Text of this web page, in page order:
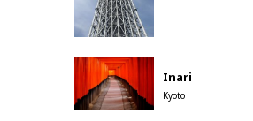
Inari
Kyoto